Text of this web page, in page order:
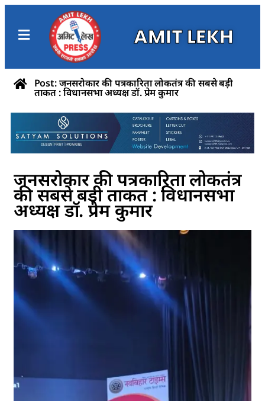
AMIT LEKH
Post: जनसरोकार की पत्रकारिता लोकतंत्र की सबसे बड़ी
ताकत : विधानसभा अध्यक्ष डॉ. प्रेम कुमार
जनसरोकार की पत्रकारिता लोकतंत्र
की सबसे बड़ी ताकत : विधानसभा
अध्यक्ष डॉ. प्रेम कुमार